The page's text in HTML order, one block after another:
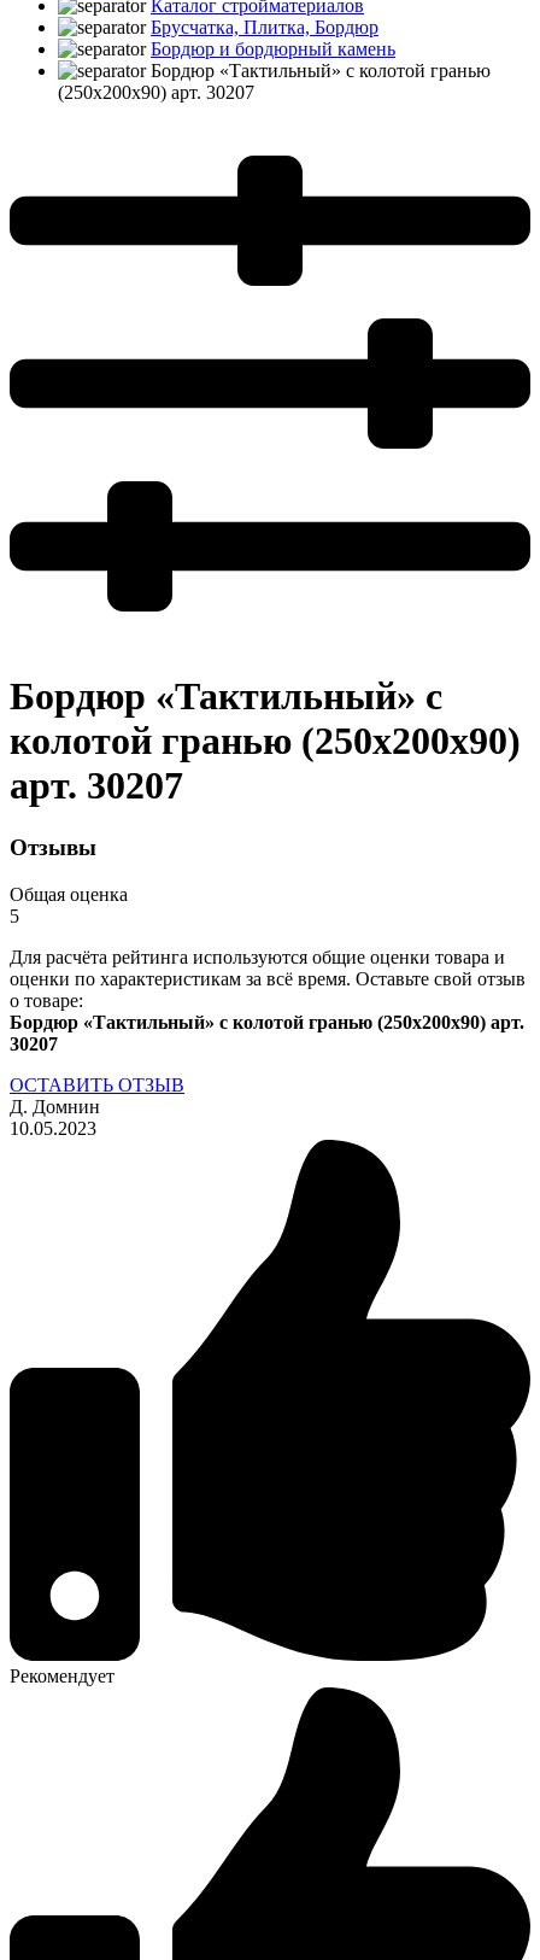
Каталог стройматериалов
Брусчатка, Плитка, Бордюр
Бордюр и бордюрный камень
Бордюр «Тактильный» с колотой гранью
(250х200х90) арт. 30207
Бордюр «Тактильный» с
колотой гранью (250х200х90)
арт. 30207
Отзывы
Общая оценка
5
Для расчёта рейтинга используются общие оценки товара и
оценки по характеристикам за всё время. Оставьте свой отзыв
о товаре:
Бордюр «Тактильный» с колотой гранью (250х200х90) арт.
30207
ОСТАВИТЬ ОТЗЫВ
Д. Домнин
10.05.2023
Рекомендует